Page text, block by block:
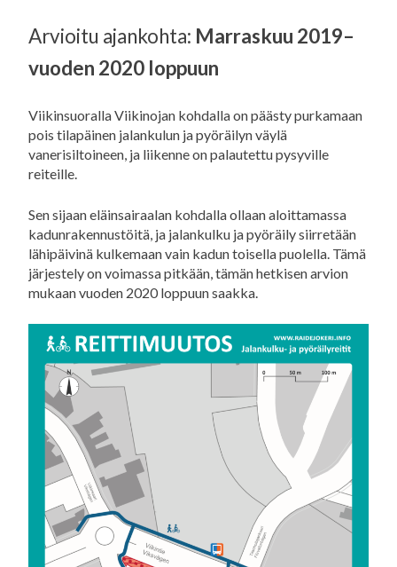
Arvioitu ajankohta: Marraskuu 2019–
vuoden 2020 loppuun
Viikinsuoralla Viikinojan kohdalla on päästy purkamaan
pois tilapäinen jalankulun ja pyöräilyn väylä
vanerisiltoineen, ja liikenne on palautettu pysyville
reiteille.
Sen sijaan eläinsairaalan kohdalla ollaan aloittamassa
kadunrakennustöitä, ja jalankulku ja pyöräily siirretään
lähipäivinä kulkemaan vain kadun toisella puolella. Tämä
järjestely on voimassa pitkään, tämän hetkisen arvion
mukaan vuoden 2020 loppuun saakka.